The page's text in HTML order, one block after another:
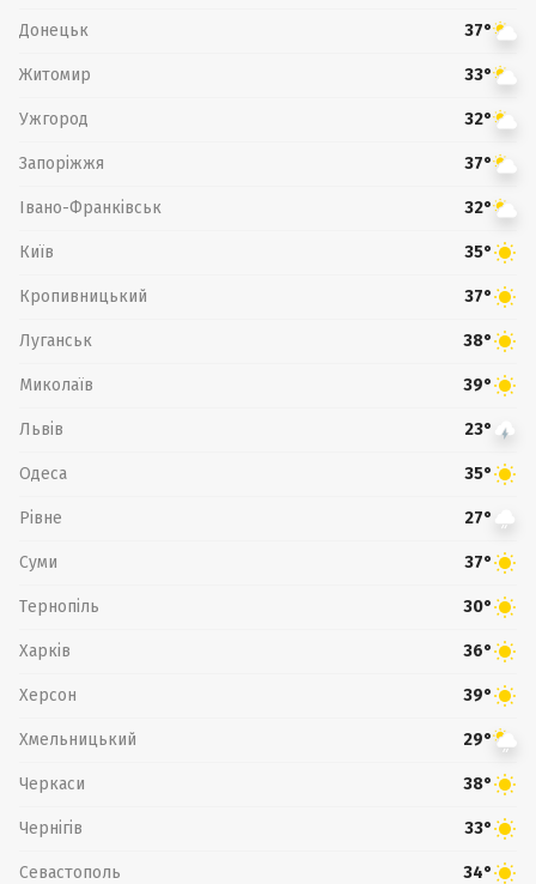
Донецьк 37°
Житомир 33°
Ужгород 32°
Запоріжжя 37°
Івано-Франківськ 32°
Київ 35°
Кропивницький 37°
Луганськ 38°
Миколаїв 39°
Львів 23°
Одеса 35°
Рівне 27°
Суми 37°
Тернопіль 30°
Харків 36°
Херсон 39°
Хмельницький 29°
Черкаси 38°
Чернігів 33°
Севастополь 34°